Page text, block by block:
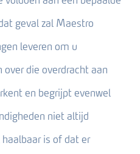
geval zal Maestro
leveren om u
die overdracht aan
en begrijpt evenwel
niet altijd
is of dat er